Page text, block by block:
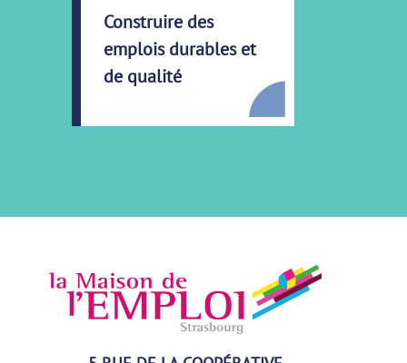
Construire des
emplois durables et
de qualité